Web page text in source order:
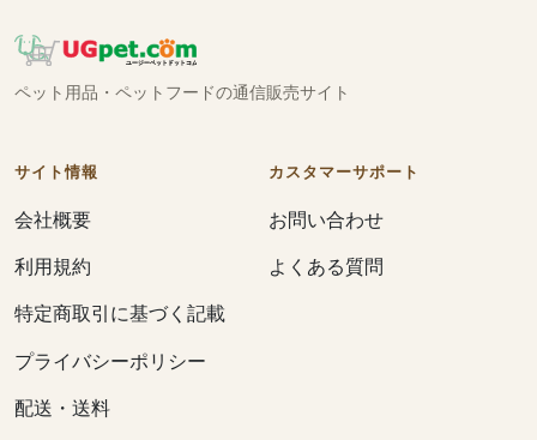
ペット用品・ペットフードの通信販売サイト
サイト情報
会社概要
利用規約
特定商取引に基づく記載
プライバシーポリシー
配送・送料
カスタマーサポート
お問い合わせ
よくある質問